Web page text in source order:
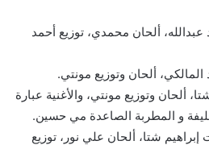
ألحان محمدي، توزيع أحمد
ألحان وتوزيع مونتي.
ألحان وتوزيع مونتي، والأغنية عبارة
و المطربة الصاعدة مي حسين.
شتا، ألحان علي نور، توزيع